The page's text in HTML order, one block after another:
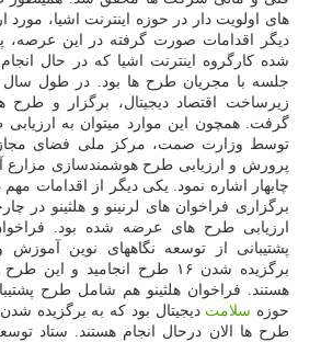
های اولویت دار در حوزه اینترنت اشیا، مورد
دیگر اقدامات صورت گرفته در این عرصه،
شده کارگروه اینترنت اشیا که در حال
زیرساخت اقتصاد دیجیتال، برگزار و طرح
گرفت. همچون این موارد میتوان به
توسط وزارت صمت، مرکز ملی فضای
پرورش و ارزیابی طرح هوشمندسازی مزارع
چابهار اشاره نمود. یکی دیگر از اقدامات مهم
برگزاری فراخوان های لرنینو و هلثینو در
ارزیابی طرح های عرضه شده بود.
پشتیبانی از توسعه نگاههای نوین آموزش
برگزیده شدن ۱۶ طرح انجامید و
هستند. فراخوان هلثینو هم شامل طرح
حوزه سلامت
طرح ها الان درحال انجام هستند. ستاد